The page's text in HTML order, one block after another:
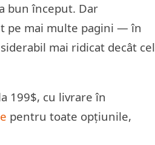
bun început. Dar
pe mai multe pagini — în
mai ridicat decât cel
199$, cu livrare în
pentru toate opțiunile,